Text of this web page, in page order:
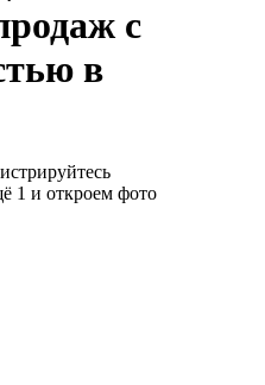
с
в
1 и откроем фото